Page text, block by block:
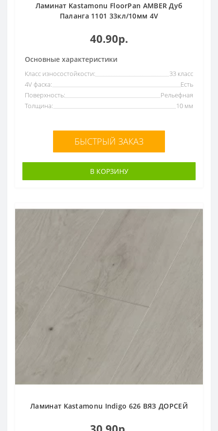
Ламинат Kastamonu FloorPan AMBER Дуб
Паланга 1101 33кл/10мм 4V
40.90р.
Основные характеристики
Класс износостойкости:
33 класс
4V фаска:
Есть
Поверхность:
Рельефная
Толщина:
10 мм
БЫСТРЫЙ ЗАКАЗ
В КОРЗИНУ
Ламинат Kastamonu Indigo 626 ВЯЗ ДОРСЕЙ